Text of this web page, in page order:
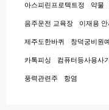
아스피린프로텍트정 약물
음주운전 교육장 이재용
제주도한바퀴 창덕궁비원
카톡피싱 컴퓨터등사용사
풍력관련주 항염